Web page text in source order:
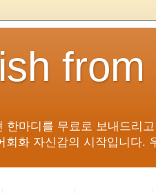
from
마디를 무료로 보내드리
화 자신감의 시작입니다.